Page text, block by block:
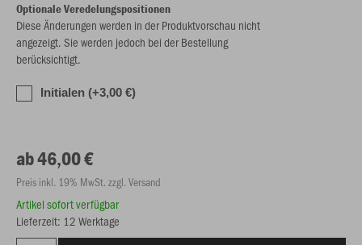
Optionale Veredelungspositionen
Diese Änderungen werden in der Produktvorschau nicht
angezeigt. Sie werden jedoch bei der Bestellung
berücksichtigt.
Initialen (+3,00 €)
ab 46,00 €
Preis inkl. 19% MwSt. zzgl. Versand
Artikel sofort verfügbar
Lieferzeit: 12 Werktage